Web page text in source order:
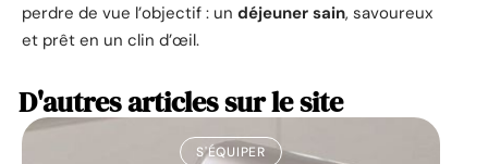
perdre de vue l’objectif : un déjeuner sain, savoureux
et prêt en un clin d’œil.
D'autres articles sur le site
S'ÉQUIPER